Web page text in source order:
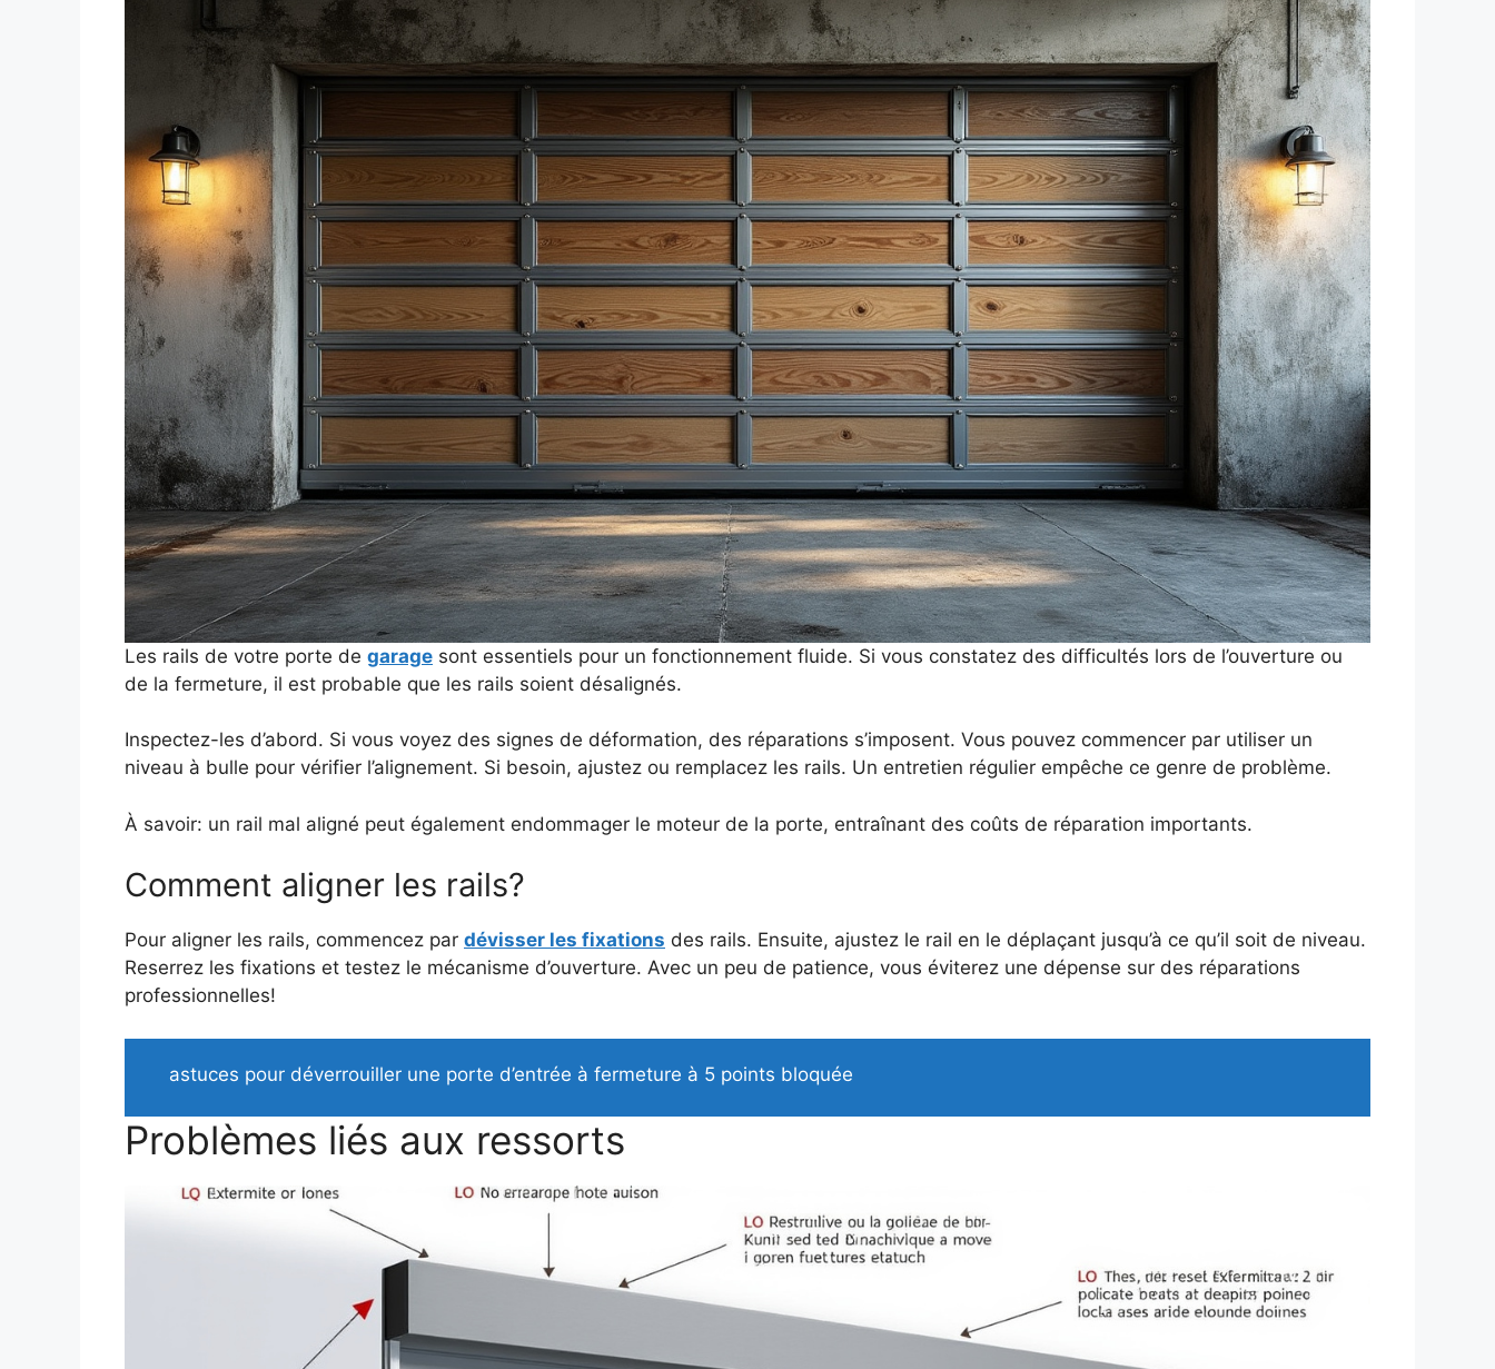
Les rails de votre porte de garage sont essentiels pour un fonctionnement fluide. Si vous constatez des difficultés lors de l’ouverture ou
de la fermeture, il est probable que les rails soient désalignés.
Inspectez-les d’abord. Si vous voyez des signes de déformation, des réparations s’imposent. Vous pouvez commencer par utiliser un
niveau à bulle pour vérifier l’alignement. Si besoin, ajustez ou remplacez les rails. Un entretien régulier empêche ce genre de problème.
À savoir: un rail mal aligné peut également endommager le moteur de la porte, entraînant des coûts de réparation importants.
Comment aligner les rails?
Pour aligner les rails, commencez par dévisser les fixations des rails. Ensuite, ajustez le rail en le déplaçant jusqu’à ce qu’il soit de niveau.
Reserrez les fixations et testez le mécanisme d’ouverture. Avec un peu de patience, vous éviterez une dépense sur des réparations
professionnelles!
astuces pour déverrouiller une porte d’entrée à fermeture à 5 points bloquée
Problèmes liés aux ressorts